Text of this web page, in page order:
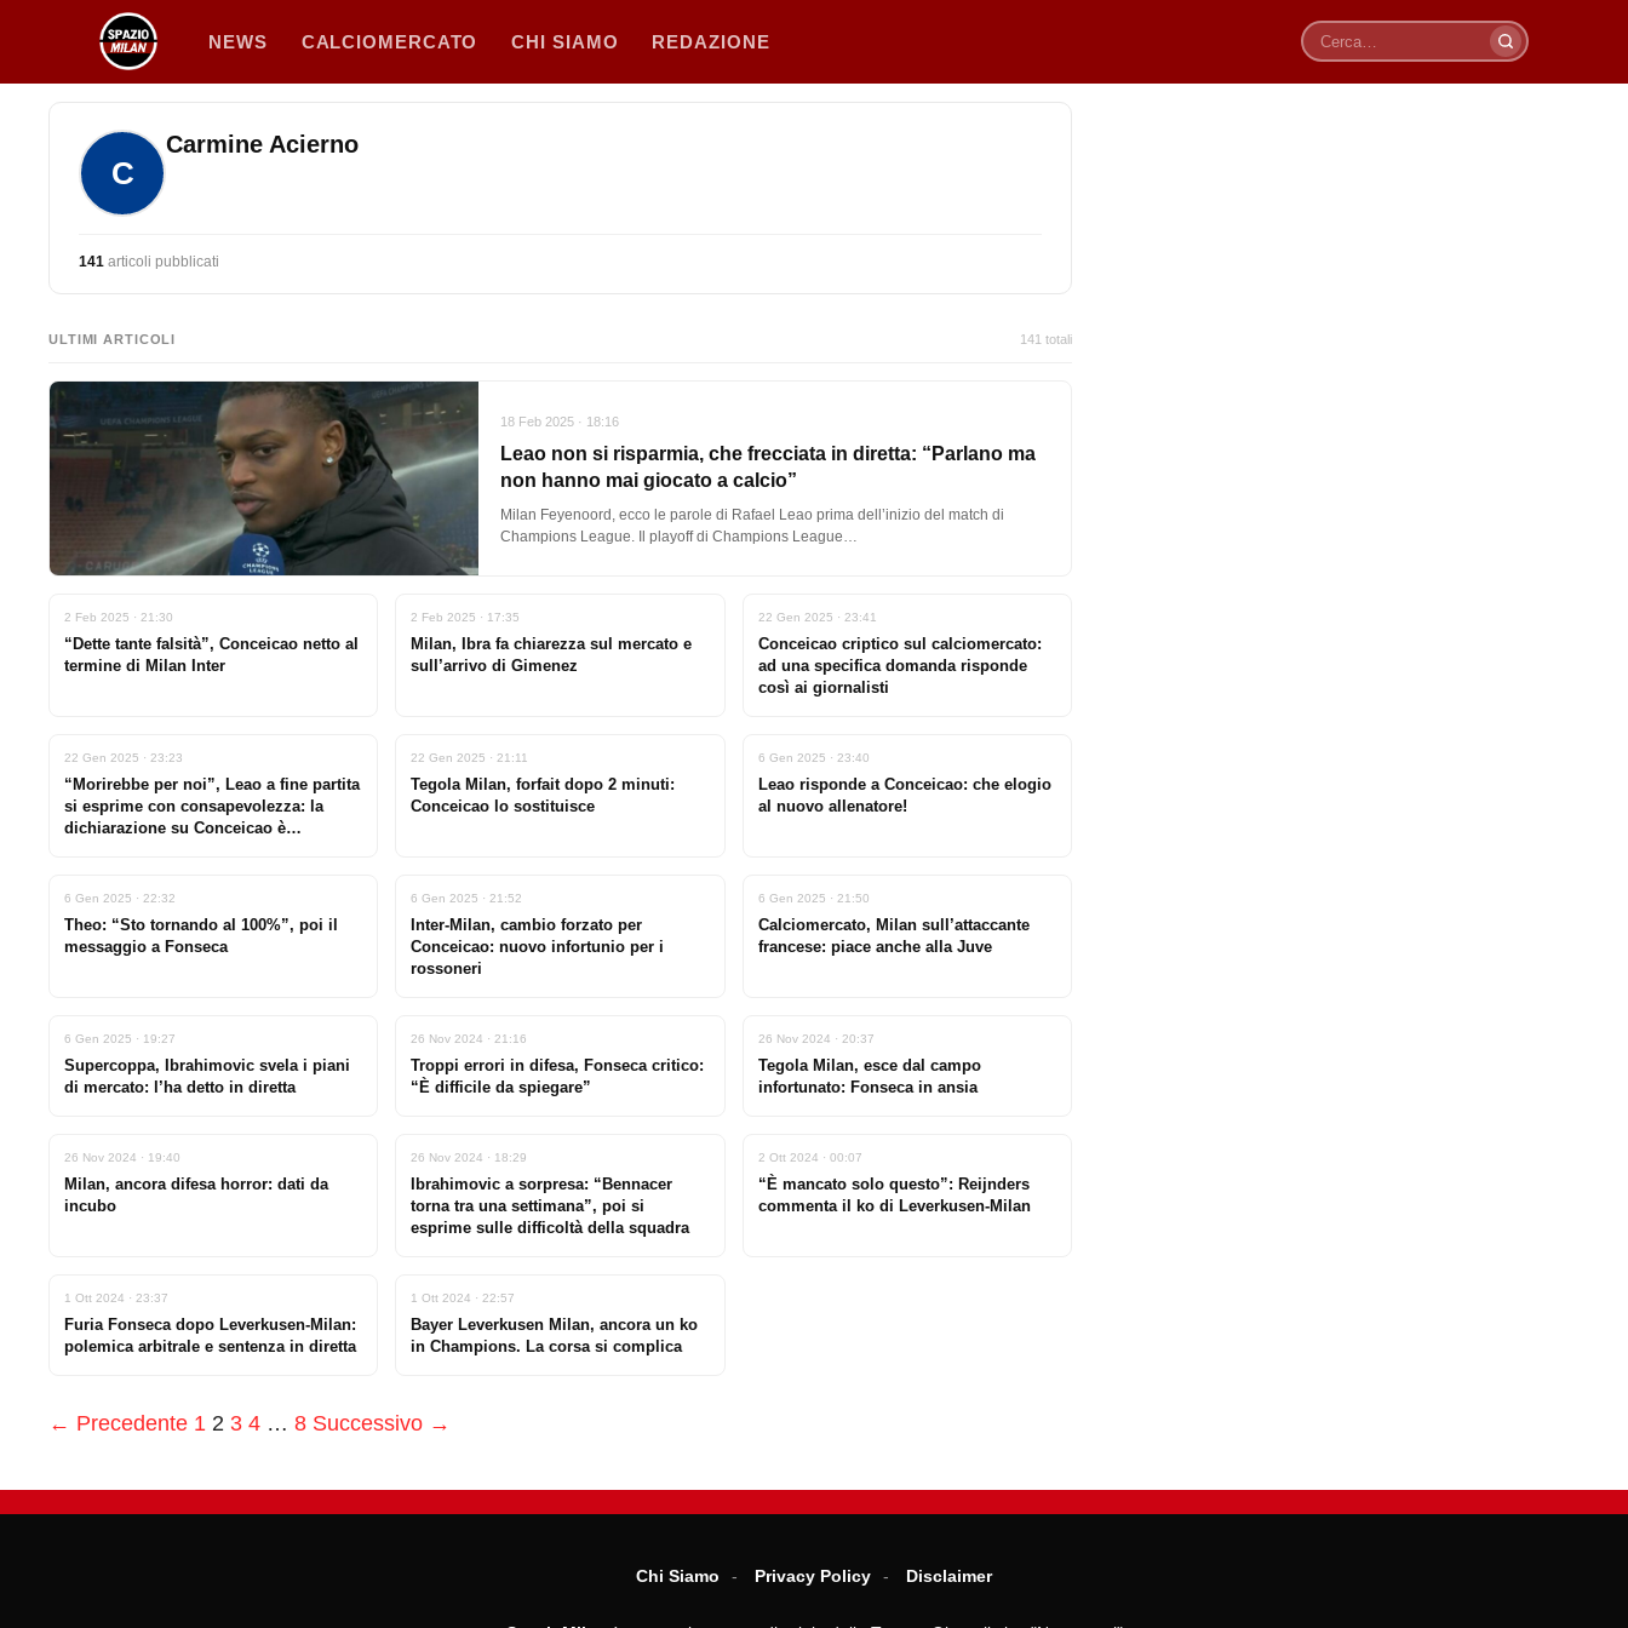
contenuto
NEWS CALCIOMERCATO CHI SIAMO REDAZIONE
Cerca
C
Carmine Acierno
141 articoli pubblicati
ULTIMI ARTICOLI 141 totali
18 Feb 2025 · 18:16
Leao non si risparmia, che frecciata in diretta: “Parlano ma
non hanno mai giocato a calcio”
Milan Feyenoord, ecco le parole di Rafael Leao prima dell’inizio del match di
Champions League. Il playoff di Champions League…
2 Feb 2025 · 21:30
“Dette tante falsità”, Conceicao netto al
termine di Milan Inter
2 Feb 2025 · 17:35
Milan, Ibra fa chiarezza sul mercato e
sull’arrivo di Gimenez
22 Gen 2025 · 23:41
Conceicao criptico sul calciomercato:
ad una specifica domanda risponde
così ai giornalisti
22 Gen 2025 · 23:23
“Morirebbe per noi”, Leao a fine partita
si esprime con consapevolezza: la
dichiarazione su Conceicao è
22 Gen 2025 · 21:11
Tegola Milan, forfait dopo 2 minuti:
Conceicao lo sostituisce
6 Gen 2025 · 23:40
Leao risponde a Conceicao: che elogio
al nuovo allenatore!
6 Gen 2025 · 22:32
Theo: “Sto tornando al 100%”, poi il
messaggio a Fonseca
6 Gen 2025 · 21:52
Inter-Milan, cambio forzato per
Conceicao: nuovo infortunio per i
rossoneri
6 Gen 2025 · 21:50
Calciomercato, Milan sull’attaccante
francese: piace anche alla Juve
6 Gen 2025 · 19:27
Supercoppa, Ibrahimovic svela i piani
di mercato: l’ha detto in diretta
26 Nov 2024 · 21:16
Troppi errori in difesa, Fonseca critico:
“È difficile da spiegare”
26 Nov 2024 · 20:37
Tegola Milan, esce dal campo
infortunato: Fonseca in ansia
26 Nov 2024 · 19:40
Milan, ancora difesa horror: dati da
incubo
26 Nov 2024 · 18:29
Ibrahimovic a sorpresa: “Bennacer
torna tra una settimana”, poi si
esprime sulle difficoltà della squadra
2 Ott 2024 · 00:07
“È mancato solo questo”: Reijnders
commenta il ko di Leverkusen-Milan
1 Ott 2024 · 23:37
Furia Fonseca dopo Leverkusen-Milan:
polemica arbitrale e sentenza in diretta
1 Ott 2024 · 22:57
Bayer Leverkusen Milan, ancora un ko
in Champions. La corsa si complica
← Precedente 1 2 3 4 … 8 Successivo →
Chi Siamo Privacy Policy Disclaimer